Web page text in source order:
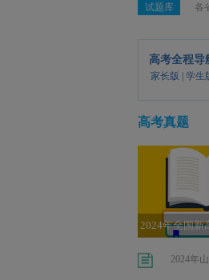
试题库 各
高考全程导
家长版 学生
高考真题
2024年全国新
2024年